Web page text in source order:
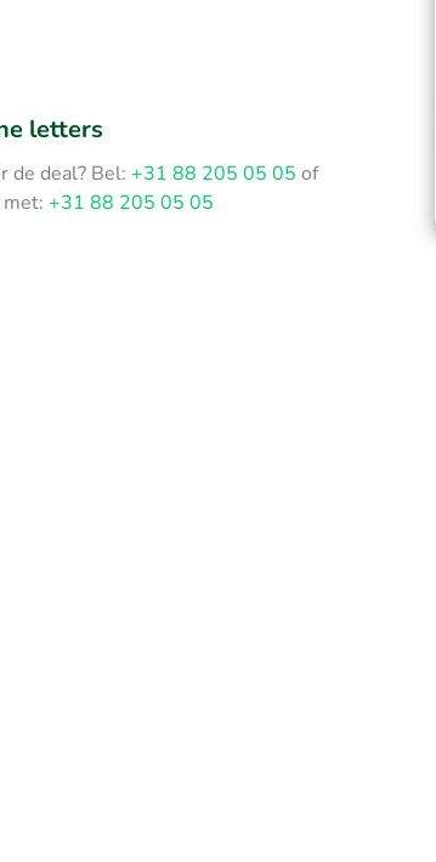
letters
de deal? Bel:+31 88 205 05 05 of
met:+31 88 205 05 05